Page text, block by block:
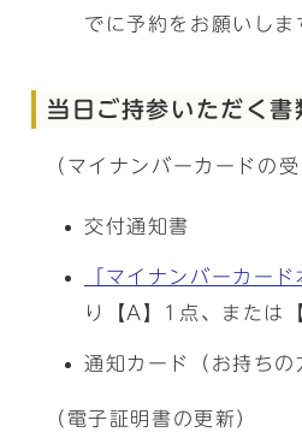
でに予約をお願いしま
当日ご持参いただく書
（マイナンバーカードの受
交付通知書
「マイナンバーカー
り【A】1点、または
通知カード（お持ちの
（電子証明書の更新）